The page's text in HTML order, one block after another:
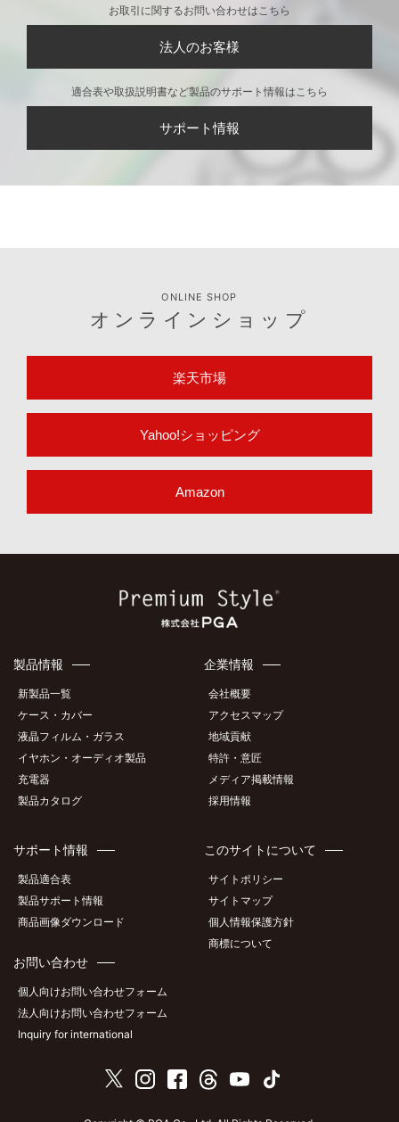
お取引に関するお問い合わせはこちら
法人のお客様
適合表や取扱説明書など製品のサポート情報はこちら
サポート情報
ONLINE SHOP
オンラインショップ
楽天市場
Yahoo!ショッピング
Amazon
製品情報
新製品一覧
ケース・カバー
液晶フィルム・ガラス
イヤホン・オーディオ製品
充電器
製品カタログ
企業情報
会社概要
アクセスマップ
地域貢献
特許・意匠
メディア掲載情報
採用情報
サポート情報
製品適合表
製品サポート情報
商品画像ダウンロード
お問い合わせ
個人向けお問い合わせフォーム
法人向けお問い合わせフォーム
Inquiry for international
このサイトについて
サイトポリシー
サイトマップ
個人情報保護方針
商標について